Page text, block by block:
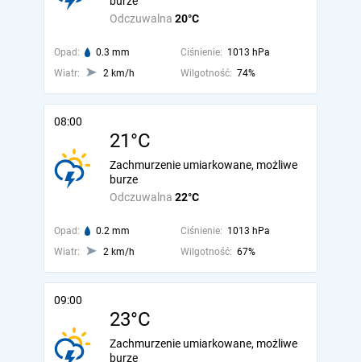
Odczuwalna 20°C
Opad: 0.3 mm Ciśnienie: 1013 hPa
Wiatr:
2 km/h Wilgotność: 74%
08:00
21°C
Odczuwalna 22°C
Zachmurzenie umiarkowane, możliwe
burze
Opad: 0.2 mm Ciśnienie: 1013 hPa
Wiatr:
2 km/h Wilgotność: 67%
09:00
23°C
Zachmurzenie umiarkowane, możliwe
burze